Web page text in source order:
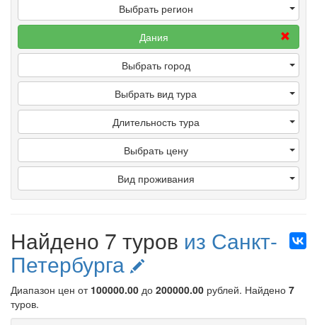
Выбрать регион
Дания
Выбрать город
Выбрать вид тура
Длительность тура
Выбрать цену
Вид проживания
Найдено 7 туров из Санкт-
Петербурга
Диапазон цен от 100000.00 до 200000.00 рублей. Найдено 7
туров.